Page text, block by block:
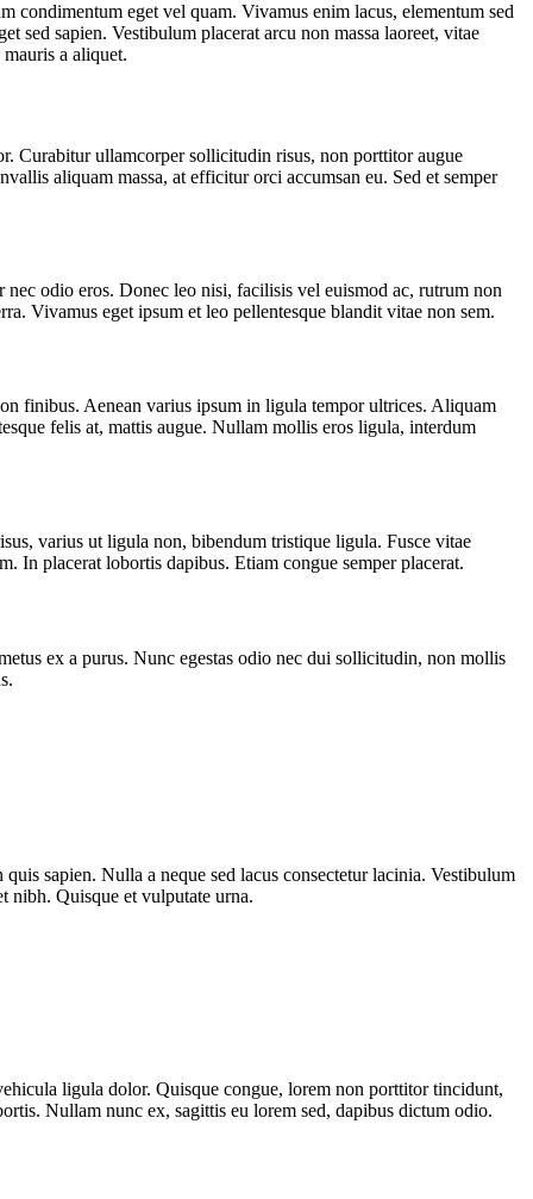
condimentum eget vel quam. Vivamus enim lacus, elementum sed
sed sapien. Vestibulum placerat arcu non massa laoreet, vitae
a aliquet.
Curabitur ullamcorper sollicitudin risus, non porttitor augue
aliquam massa, at efficitur orci accumsan eu. Sed et semper
odio eros. Donec leo nisi, facilisis vel euismod ac, rutrum non
Vivamus eget ipsum et leo pellentesque blandit vitae non sem.
finibus. Aenean varius ipsum in ligula tempor ultrices. Aliquam
felis at, mattis augue. Nullam mollis eros ligula, interdum
varius ut ligula non, bibendum tristique ligula. Fusce vitae
In placerat lobortis dapibus. Etiam congue semper placerat.
ex a purus. Nunc egestas odio nec dui sollicitudin, non mollis
sapien. Nulla a neque sed lacus consectetur lacinia. Vestibulum
nibh. Quisque et vulputate urna.
ligula dolor. Quisque congue, lorem non porttitor tincidunt,
Nullam nunc ex, sagittis eu lorem sed, dapibus dictum odio.